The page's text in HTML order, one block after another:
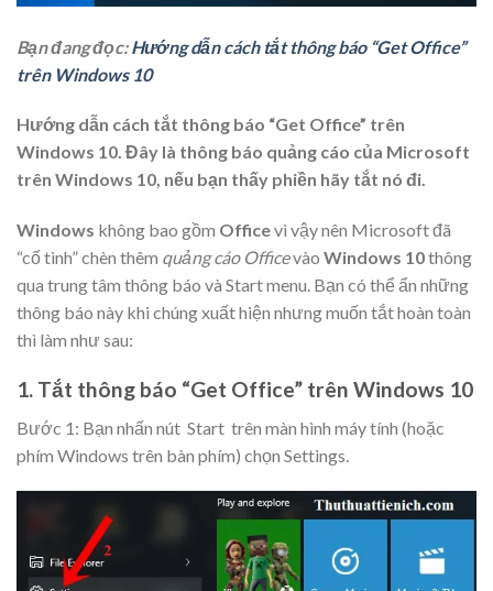
Bạn đang đọc:Hướng dẫn cách tắt thông báo “Get Office”
trên Windows 10
Hướng dẫn cách tắt thông báo “Get Office” trên
Windows 10. Đây là thông báo quảng cáo của Microsoft
trên Windows 10, nếu bạn thấy phiền hãy tắt nó đi.
Windows không bao gồm Officevì vậy nên Microsoft đã
“cố tình” chèn thêm quảng cáo Officevào Windows 10thông
qua trung tâm thông báo và Start menu. Bạn có thể ẩn những
thông báo này khi chúng xuất hiện nhưng muốn tắt hoàn toàn
thì làm như sau:
1. Tắt thông báo “Get Office” trên Windows 10
Bước 1: Bạn nhấn nút Start trên màn hình máy tính (hoặc
phím Windows trên bàn phím) chọn Settings.